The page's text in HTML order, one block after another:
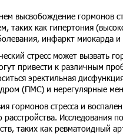
высвобождение гормонов
таких как гипертония
инфаркт миокарда и
стресс может вызвать
привести к различным
эректильная
(ПМС) и нерегулярные
гормонов стресса и
Исследования
таких как ревматоидный